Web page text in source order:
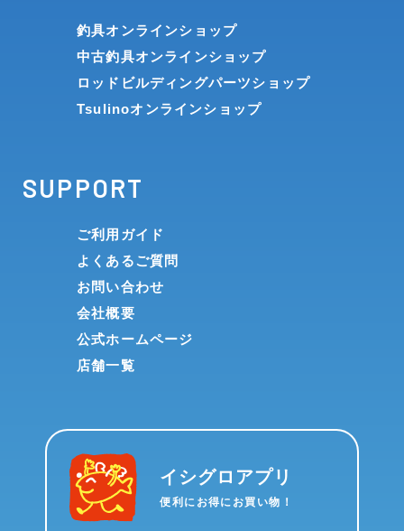
釣具オンラインショップ
中古釣具オンラインショップ
ロッドビルディングパーツショップ
Tsulinoオンラインショップ
SUPPORT
ご利用ガイド
よくあるご質問
お問い合わせ
会社概要
公式ホームページ
店舗一覧
イシグロアプリ
便利にお得にお買い物！